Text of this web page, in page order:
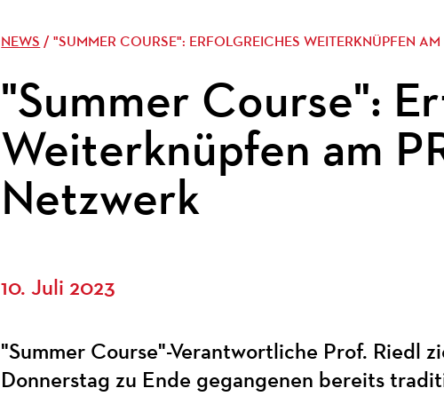
NEWS / "SUMMER COURSE": ERFOLGREICHES WEITERKNÜPFEN
"Summer Course":
Weiterknüpfen am
Netzwerk
10. Juli 2023
"Summer Course"-Verantwortliche Prof. Riedl
Donnerstag zu Ende gegangenen bereits